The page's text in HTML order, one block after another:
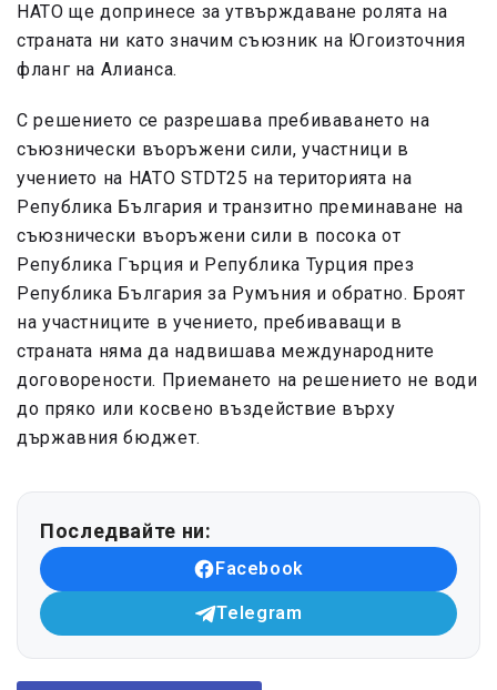
НАТО ще допринесе за утвърждаване ролята на
страната ни като значим съюзник на Югоизточния
фланг на Алианса.
С решението се разрешава пребиваването на
съюзнически въоръжени сили, участници в
учението на НАТО STDT25 на територията на
Република България и транзитно преминаване на
съюзнически въоръжени сили в посока от
Република Гърция и Република Турция през
Република България за Румъния и обратно. Броят
на участниците в учението, пребиваващи в
страната няма да надвишава международните
договорености. Приемането на решението не води
до пряко или косвено въздействие върху
държавния бюджет.
Последвайте ни:
Facebook
Telegram